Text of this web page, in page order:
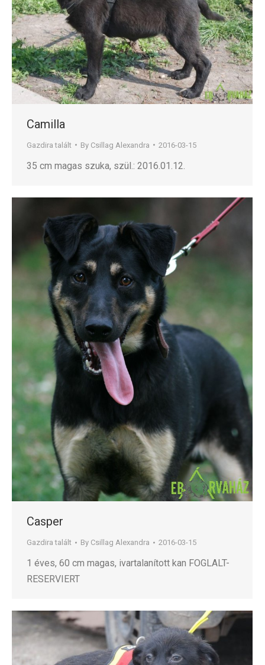
Camilla
Gazdira talált By Csillag Alexandra 2016-03-15
35 cm magas szuka, szül.: 2016.01.12.
Casper
Gazdira talált By Csillag Alexandra 2016-03-15
1 éves, 60 cm magas, ivartalanított kan FOGLALT-
RESERVIERT